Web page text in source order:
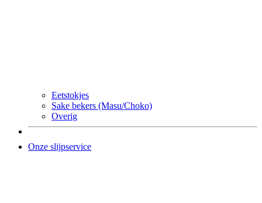
Eetstokjes
Sake bekers (Masu/Choko)
Overig
Onze slijpservice